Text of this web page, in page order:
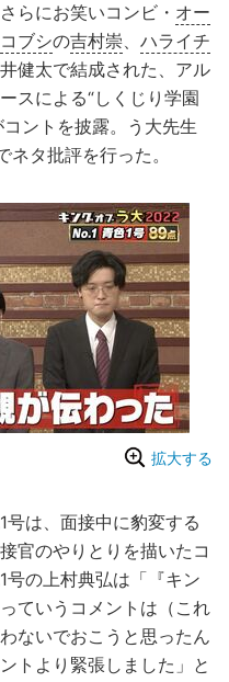
らにお笑いコンビ・ オー
ブシの吉村崇
ハライチ
健太で結成された、アル
スによる“しくじり学園
ントを披露。う大先生
タ批評を行った。
拡大する
は、面接中に豹変する
官のやりとりを描いたコ
号の上村典弘は「『キン
ていうコメントは（これ
ないでおこうと思ったん
トより緊張しました」と